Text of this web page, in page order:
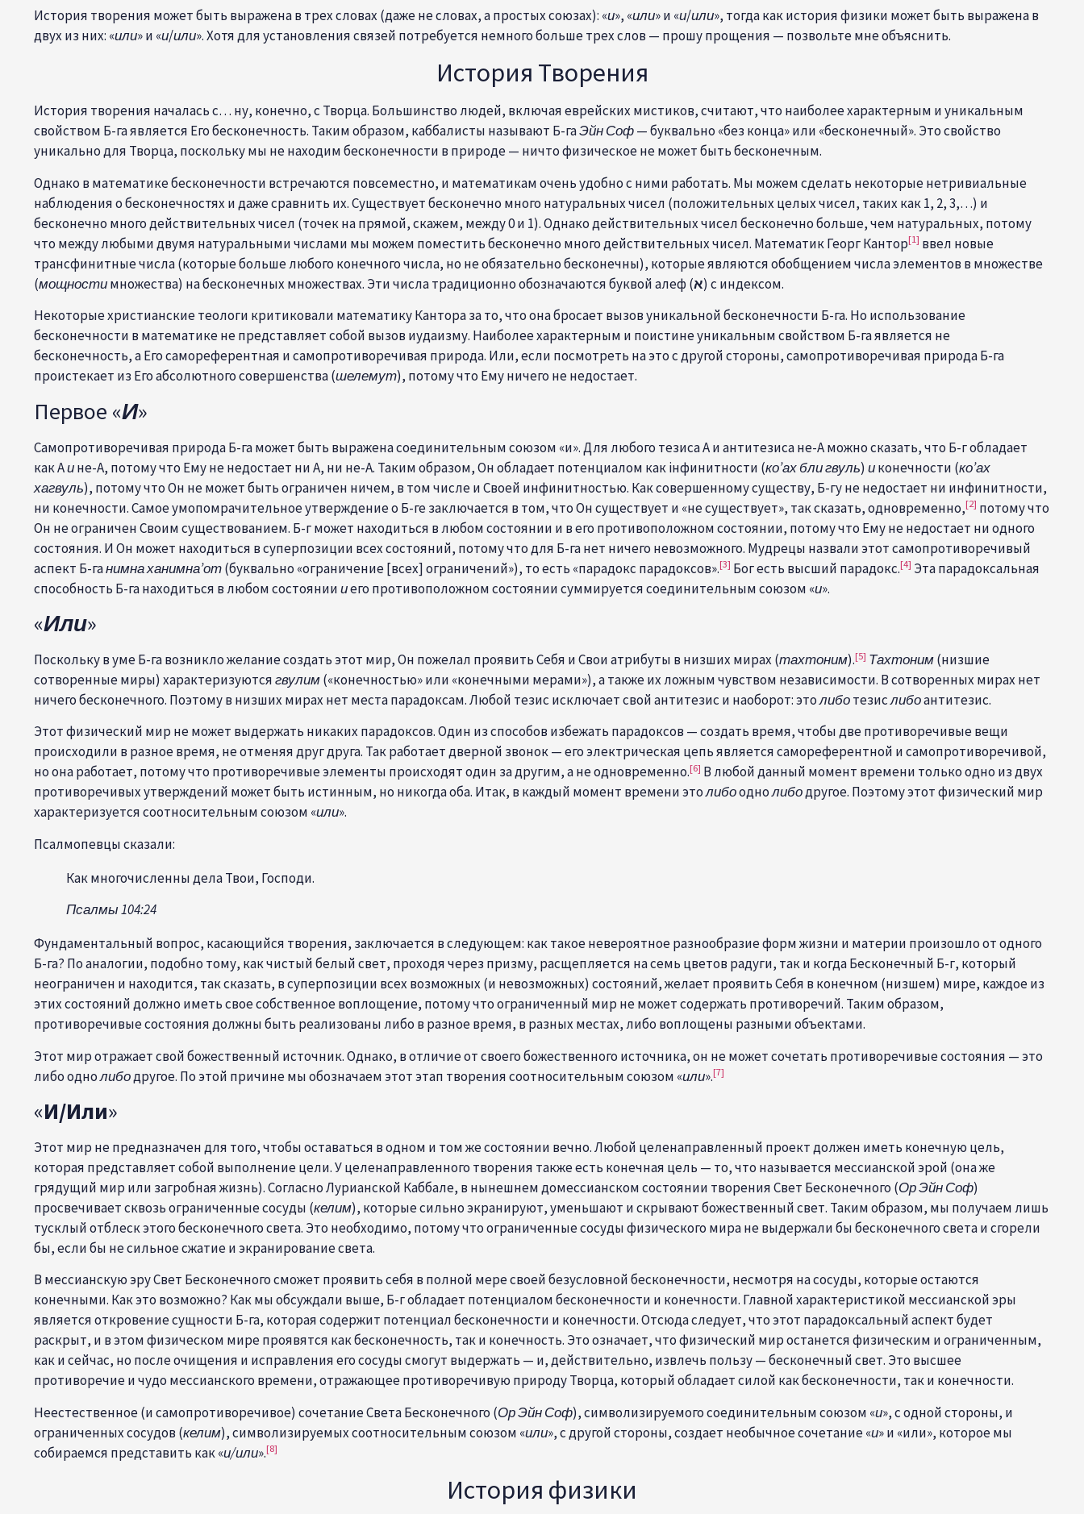
История творения может быть выражена в трех словах (даже не словах, а простых союзах): «и», «или» и «и/или», тогда как история физики может быть выражена в
двух из них: «или» и «и/или». Хотя для установления связей потребуется немного больше трех слов — прошу прощения — позвольте мне объяснить.
История Творения
История творения началась с… ну, конечно, с Творца. Большинство людей, включая еврейских мистиков, считают, что наиболее характерным и уникальным
свойством Б-га является Его бесконечность. Таким образом, каббалисты называют Б-гаЭйн Соф— буквально «без конца» или «бесконечный». Это свойство
уникально для Творца, поскольку мы не находим бесконечности в природе — ничто физическое не может быть бесконечным.
Однако в математике бесконечности встречаются повсеместно, и математикам очень удобно с ними работать. Мы можем сделать некоторые нетривиальные
наблюдения о бесконечностях и даже сравнить их. Существует бесконечно много натуральных чисел (положительных целых чисел, таких как 1, 2, 3,…) и
бесконечно много действительных чисел (точек на прямой, скажем, между 0 и 1). Однако действительных чисел бесконечно больше, чем натуральных, потому
что между любыми двумя натуральными числами мы можем поместить бесконечно много действительных чисел. Математик Георг Кантор[1] ввел новые
трансфинитные числа (которые больше любого конечного числа, но не обязательно бесконечны), которые являются обобщением числа элементов в множестве
(мощностимножества) на бесконечных множествах. Эти числа традиционно обозначаются буквой алеф (א) с индексом.
Некоторые христианские теологи критиковали математику Кантора за то, что она бросает вызов уникальной бесконечности Б-га. Но использование
бесконечности в математике не представляет собой вызов иудаизму. Наиболее характерным и поистине уникальным свойством Б-га является не
бесконечность, а Его самореферентная и самопротиворечивая природа. Или, если посмотреть на это с другой стороны, самопротиворечивая природа Б-га
проистекает из Его абсолютного совершенства (шелемут), потому что Ему ничего не недостает.
Первое «И»
Самопротиворечивая природа Б-га может быть выражена соединительным союзом «и». Для любого тезиса А и антитезиса не-А можно сказать, что Б-г обладает
как Аине-А, потому что Ему не недостает ни А, ни не-А. Таким образом, Он обладает потенциалом как iнфинитности (ко’ах бли гвуль) иконечности (ко’ах
хагвуль), потому что Он не может быть ограничен ничем, в том числе и Своей инфинитностью. Как совершенному существу, Б-гу не недостает ни инфинитности,
ни конечности. Самое умопомрачительное утверждение о Б-ге заключается в том, что Он существует и «не существует», так сказать, одновременно,[2] потому что
Он не ограничен Своим существованием. Б-г может находиться в любом состоянии и в его противоположном состоянии, потому что Ему не недостает ни одного
состояния. И Он может находиться в суперпозиции всех состояний, потому что для Б-га нет ничего невозможного. Мудрецы назвали этот самопротиворечивый
аспект Б-ганимна ханимна’от(буквально «ограничение [всех] ограничений»), то есть «парадокс парадоксов».[3] Бог есть высший парадокс.[4] Эта парадоксальная
способность Б-га находиться в любом состояниииего противоположном состоянии суммируется соединительным союзом «и».
«Или»
Поскольку в уме Б-га возникло желание создать этот мир, Он пожелал проявить Себя и Свои атрибуты в низших мирах (тахтоним).[5] Тахтоним(низшие
сотворенные миры) характеризуютсягвулим(«конечностью» или «конечными мерами»), а также их ложным чувством независимости. В сотворенных мирах нет
ничего бесконечного. Поэтому в низших мирах нет места парадоксам. Любой тезис исключает свой антитезис и наоборот: этолиботезислибоантитезис.
Этот физический мир не может выдержать никаких парадоксов. Один из способов избежать парадоксов — создать время, чтобы две противоречивые вещи
происходили в разное время, не отменяя друг друга. Так работает дверной звонок — его электрическая цепь являетсясамореферентной исамопротиворечивой,
но она работает, потому что противоречивые элементы происходят один за другим, а не одновременно.[6] В любой данный момент времени только одно из двух
противоречивых утверждений может быть истинным, но никогда оба. Итак, в каждый момент времени этолибооднолибодругое. Поэтому этот физический мир
характеризуется соотносительным союзом «или».
Псалмопевцы сказали:
Как многочисленны дела Твои, Господи.
Псалмы 104:24
Фундаментальный вопрос, касающийся творения, заключается в следующем: как такое невероятное разнообразие форм жизни и материи произошло от одного
Б-га? По аналогии, подобно тому, как чистый белый свет, проходя через призму, расщепляется на семь цветов радуги, так и когда Бесконечный Б-г, который
неограничен и находится, так сказать, в суперпозиции всех возможных (и невозможных) состояний, желает проявить Себя в конечном (низшем) мире, каждое из
этих состояний должно иметь свое собственное воплощение, потому что ограниченный мир не может содержать противоречий. Таким образом,
противоречивые состояния должны быть реализованы либо в разное время, в разных местах, либо воплощены разными объектами.
Этот мир отражает свой божественный источник. Однако, в отличие от своего божественного источника, он не может сочетать противоречивые состояния — это
либо однолибодругое. По этой причине мы обозначаем этот этап творения соотносительным союзом «или».[7]
«И/Или»
Этот мир не предназначен для того, чтобы оставаться в одном и том же состоянии вечно. Любой целенаправленный проект должен иметь конечную цель,
которая представляет собой выполнение цели. У целенаправленного творения также есть конечная цель — то, что называется мессианской эрой (она же
грядущий мир или загробная жизнь). СогласноЛурианской Каббале, в нынешнем домессианском состоянии творенияСвет Бесконечного (Ор Эйн Соф)
просвечивает сквозь ограниченныесосуды (келим), которые сильно экранируют, уменьшают и скрывают божественный свет. Таким образом, мы получаем лишь
тусклый отблеск этого бесконечного света. Это необходимо, потому что ограниченные сосуды физического мира не выдержали бы бесконечного света и сгорели
бы, если бы не сильное сжатие и экранирование света.
В мессианскую эру Свет Бесконечного сможет проявить себя в полной мере своей безусловной бесконечности, несмотря на сосуды, которые остаются
конечными. Как это возможно? Как мы обсуждали выше, Б-г обладает потенциалом бесконечности и конечности. Главной характеристикой мессианской эры
является откровение сущности Б-га, которая содержит потенциал бесконечности и конечности. Отсюда следует, что этот парадоксальный аспект будет
раскрыт, и в этом физическом мире проявятся как бесконечность, так и конечность. Это означает, что физический мир останется физическим и ограниченным,
как и сейчас, но после очищения и исправления его сосуды смогут выдержать — и, действительно, извлечь пользу — бесконечный свет. Это высшее
противоречие и чудо мессианского времени, отражающее противоречивую природу Творца, который обладает силой как бесконечности, так и конечности.
Неестественное (и самопротиворечивое) сочетание Света Бесконечного (Ор Эйн Соф), символизируемого соединительным союзом «и», с одной стороны, и
ограниченных сосудов (келим), символизируемых соотносительным союзом «или», с другой стороны, создает необычное сочетание «и» и «или», которое мы
собираемся представить как «и/или».[8]
История физики